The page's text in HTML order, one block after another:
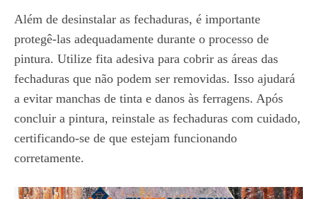
Além de desinstalar as fechaduras, é importante
protegê-las adequadamente durante o processo de
pintura. Utilize fita adesiva para cobrir as áreas das
fechaduras que não podem ser removidas. Isso ajudará
a evitar manchas de tinta e danos às ferragens. Após
concluir a pintura, reinstale as fechaduras com cuidado,
certificando-se de que estejam funcionando
corretamente.